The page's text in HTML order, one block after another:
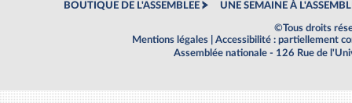
BOUTIQUE DE L'ASSEMBLEE UNE SEMAINE À
©Tous droits
Mentions légales
Accessibilité : partiellement
Assemblée nationale - 126 Rue de